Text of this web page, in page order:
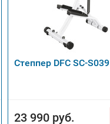
Степпер DFC SС-S039
23 990 руб.